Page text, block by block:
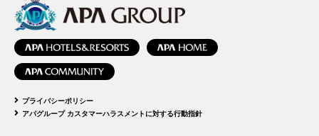
プライバシーポリシー
アパグループ カスタマーハラスメントに対する行動指針